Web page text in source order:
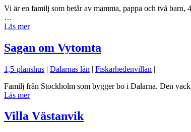
Vi är en familj som betår av mamma, pappa och två barn,
…
Läs mer
Sagan om Vytomta
1,5-planshus | Dalarnas län | Fiskarhedenvillan |
Familj från Stockholm som bygger bo i Dalarna. Den
Läs mer
Villa Västanvik